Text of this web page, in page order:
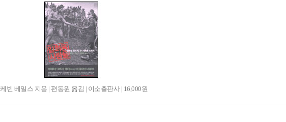
케빈 베일스 지음 | 편동원 옮김 | 이소출판사 | 16,000원